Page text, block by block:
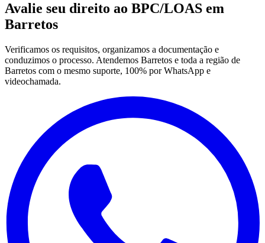
Avalie seu direito ao BPC/LOAS em
Barretos
Verificamos os requisitos, organizamos a documentação e
conduzimos o processo. Atendemos Barretos e toda a região de
Barretos com o mesmo suporte, 100% por WhatsApp e
videochamada.